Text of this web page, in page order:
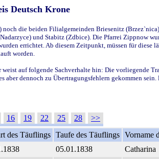
Deutsch Krone
die beiden Filialgemeinden Briesenitz
und Stabitz (Zdbice). Die Pfarrei Zippnow
errichtet. Ab diesem Zeitpunkt, müssen für diese
worden.
weist auf folgende Sachverhalte hin: Die vorliegende
dennoch zu Übertragungsfehlern gekommen
16 19 22 25 28
>>
des Täuflings Taufe des Täuflings Vorname
05.01.1838 Catharina